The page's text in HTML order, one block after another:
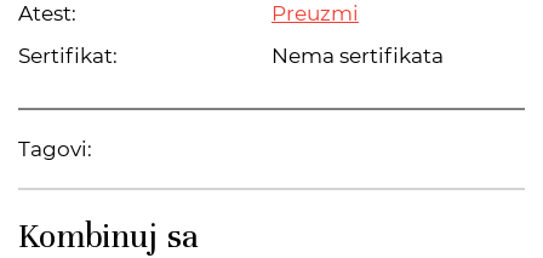
Atest:
Preuzmi
Sertifikat:
Nema sertifikata
Tagovi:
Kombinuj sa